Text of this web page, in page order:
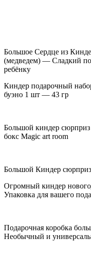
Большое Сердце из
(медведем) — Сладкий
ребёнку
Киндер подарочный
буэно 1 шт — 43 гр
Большой киндер сюрприз
бокс Magic art room
Большой Киндер
Огромный киндер
Упаковка для вашего
Подарочная коробка
Необычный и